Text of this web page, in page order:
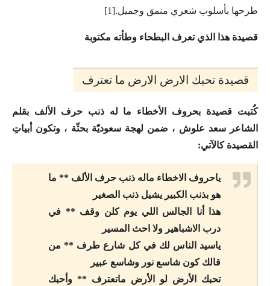
طرحها بأسلوب شعري منمق وجميل.[1]
قصيدة هذا الذي تعرف البطحاء وطأته مكتوبة
قصيدة تحبك الارض الارض ما تعترف
كُتبت قصيدة بحروف الأخطاء ما له ذنب حرف الألف بقلم
الشاعر سعد علوش ، ضمن لهجة سعوديّة بحثّة ، وتكون أبياتِ
القصيدة كالآتي:
ياحروف الاخطاء ماله ذنب حرف الألف ** ما
هو بذنب الكبير يشيل ذنب الصغير
هذا أنا الجالس اللي يوم كلن وقف ** في
درب الاشباهير ولا احث المسير
ياسيد الناس لك في كل شارع طرف ** من
قالك كون شاسع نور وشاسع عبير
تحبك الأرض لو الأرض ماتعترف ** وأحبك